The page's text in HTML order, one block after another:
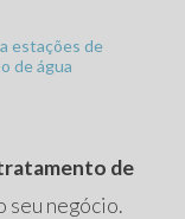
de
seu negócio.